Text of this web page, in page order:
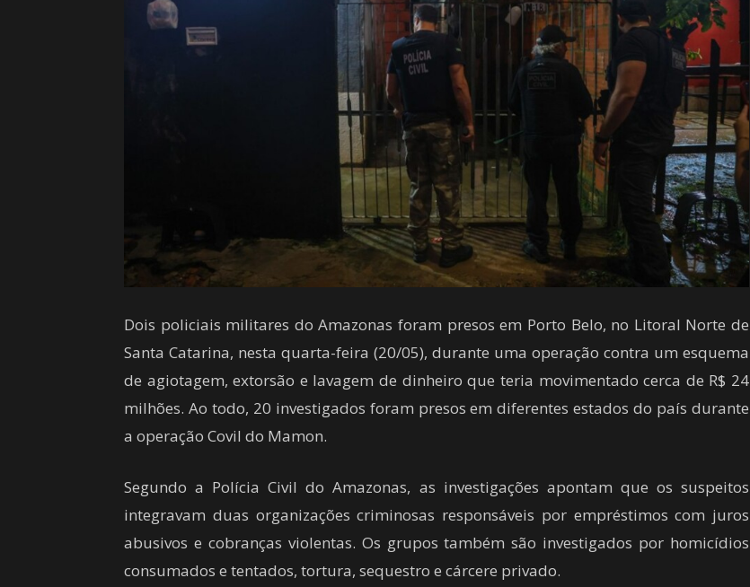
Dois policiais militares do Amazonas foram presos em Porto Belo, no Litoral Norte de
Santa Catarina, nesta quarta-feira (20/05), durante uma operação contra um esquema
de agiotagem, extorsão e lavagem de dinheiro que teria movimentado cerca de R$ 24
milhões. Ao todo, 20 investigados foram presos em diferentes estados do país durante
a operação Covil do Mamon.
Segundo a Polícia Civil do Amazonas, as investigações apontam que os suspeitos
integravam duas organizações criminosas responsáveis por empréstimos com juros
abusivos e cobranças violentas. Os grupos também são investigados por homicídios
consumados e tentados, tortura, sequestro e cárcere privado.